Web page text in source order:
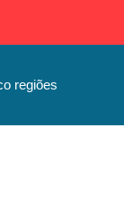
regiões